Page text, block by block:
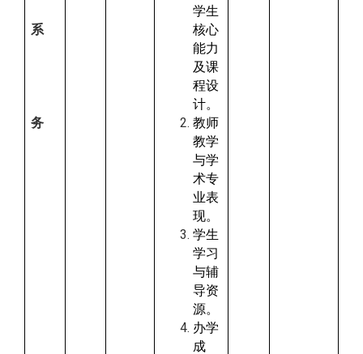
系
务
学生
核心
能力
及课
程设
计。
教师
教学
与学
术专
业表
现。
学生
学习
与辅
导资
源。
办学
成